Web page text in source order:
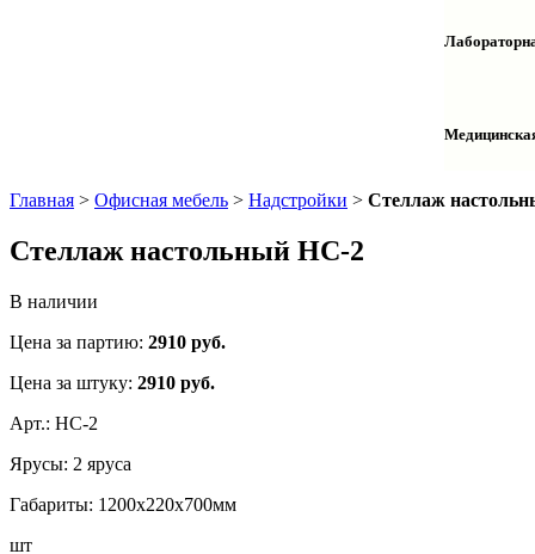
Столы
Шкафы
Шкафы
Тумбы
Главная > Офисная мебель > Надстройки > Стеллаж
Стеллаж настольный НС-2
В наличии
Цена за партию: 2910 руб.
Цена за штуку: 2910 руб.
Арт.: НС-2
Ярусы: 2 яруса
Габариты: 1200х220х700мм
шт